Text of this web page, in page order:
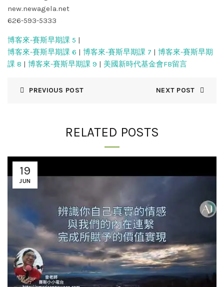
new.newagela.net
626-593-5333
博客來-賽斯早期課 5 |
博客來-賽斯早期課 6 | 博客來-賽斯早期課 7 | 博客來-賽斯早期
課 8 | 博客來-賽斯早期課 9 | 美國新時代基金會FB留言
PREVIOUS POST NEXT POST
RELATED POSTS
19
JUN